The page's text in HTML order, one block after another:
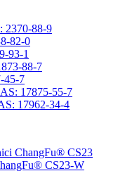
2370-88-9
82-0
93-1
88-7
45-7
17875-55-7
17962-34-4
ChangFu® CS23
CS23-W